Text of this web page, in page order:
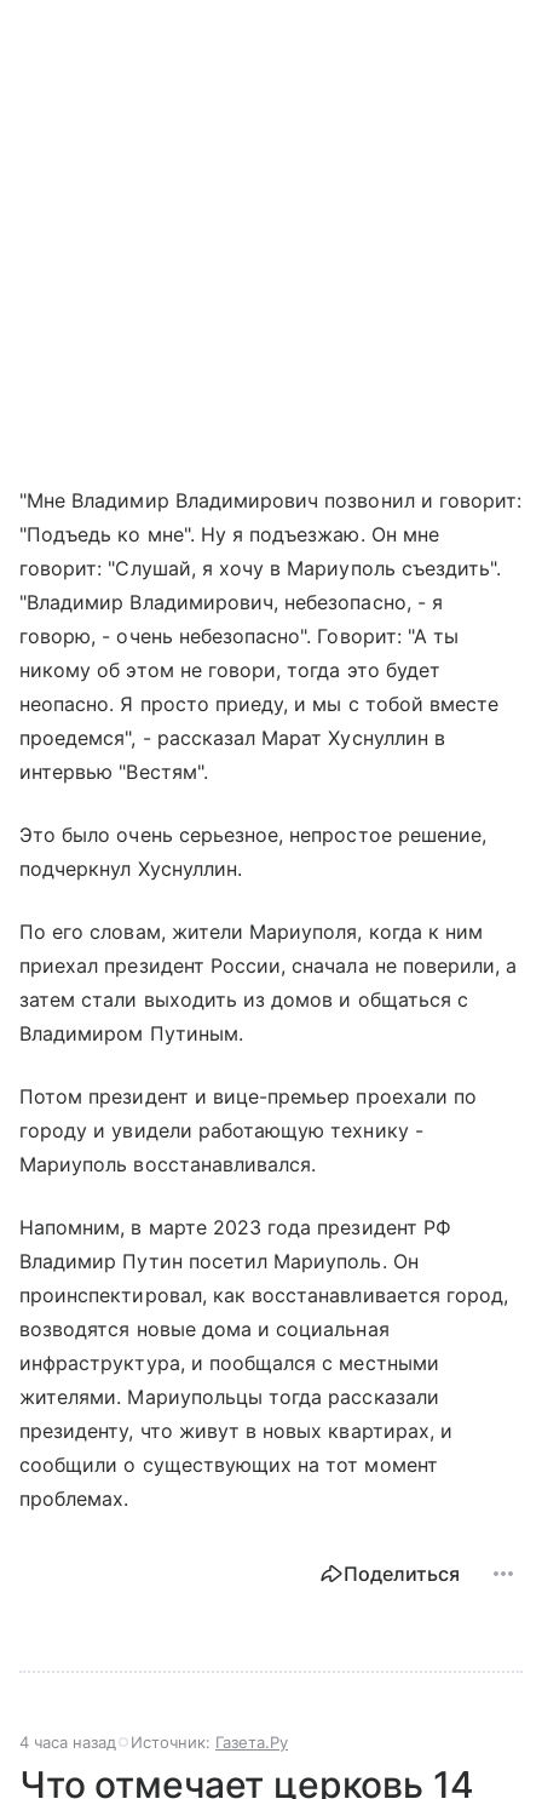
"Мне Владимир Владимирович позвонил и говорит:
"Подъедь ко мне". Ну я подъезжаю. Он мне
говорит: "Слушай, я хочу в Мариуполь съездить".
"Владимир Владимирович, небезопасно, - я
говорю, - очень небезопасно". Говорит: "А ты
никому об этом не говори, тогда это будет
неопасно. Я просто приеду, и мы с тобой вместе
проедемся", - рассказал Марат Хуснуллин в
интервью "Вестям".
Это было очень серьезное, непростое решение,
подчеркнул Хуснуллин.
По его словам, жители Мариуполя, когда к ним
приехал президент России, сначала не поверили, а
затем стали выходить из домов и общаться с
Владимиром Путиным.
Потом президент и вице-премьер проехали по
городу и увидели работающую технику -
Мариуполь восстанавливался.
Напомним, в марте 2023 года президент РФ
Владимир Путин посетил Мариуполь. Он
проинспектировал, как восстанавливается город,
возводятся новые дома и социальная
инфраструктура, и пообщался с местными
жителями. Мариупольцы тогда рассказали
президенту, что живут в новых квартирах, и
сообщили о существующих на тот момент
проблемах.
Поделиться
4 часа назад Источник: Газета.Ру
Что отмечает церковь 14